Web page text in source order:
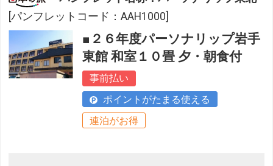
[パンフレットコード：AAH1000]
■２６年度パーソナリップ岩手
東館 和室１０畳 夕・朝食付
事前払い
ポイントがたまる使える
連泊がお得